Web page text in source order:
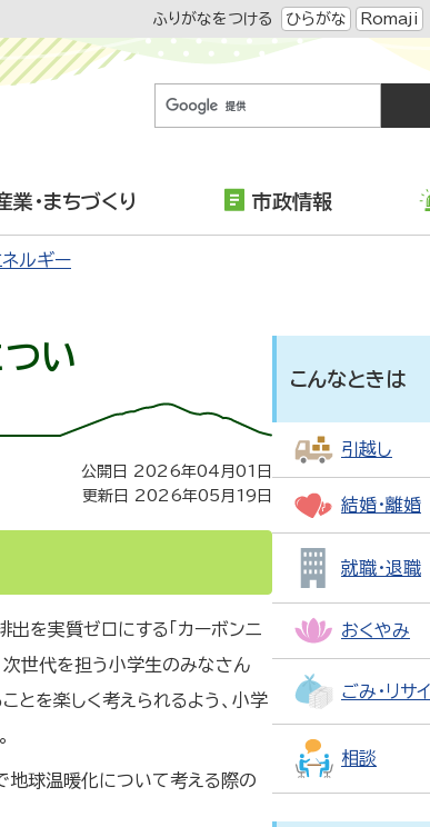
ふりがなをつける ひらがな Romaji
業・まちづくり 市政情報
ネルギー
い
公開日 2026年04月01日
更新日 2026年05月19日
を実質ゼロにする「カーボンニ
次世代を担う小学生のみなさん
とを楽しく考えられるよう、小学
地球温暖化について考える際の
こんなときは
引越し
結婚・離婚
就職・退職
おくやみ
ごみ・リサ
相談